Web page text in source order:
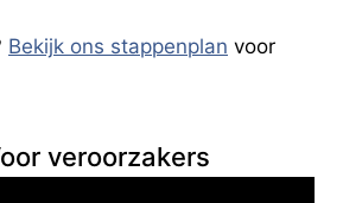
Bekijk ons stappenplan voor
veroorzakers